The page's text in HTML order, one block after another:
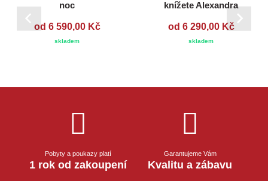
noc
od 6 590,00 Kč
skladem
knížete Alexandra
od 6 290,00 Kč
skladem
Pobyty a poukazy platí
1 rok od zakoupení
Garantujeme Vám
Kvalitu a zábavu